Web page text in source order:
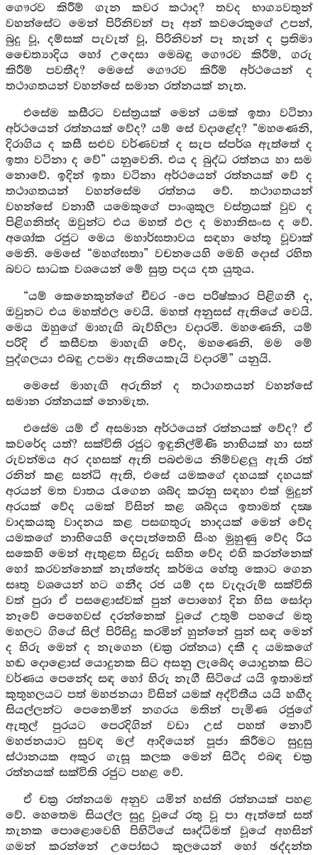
ගෞරව කිරීම් ගැන කවර කථාද? තවද භාග්‍යවතුන්
වහන්සේට මෙන් පිරිනිවන් පෑ අන් කවරෙකුගේ උපන්,
බුදු වූ, දම්සක් පැවැත් වූ, පිරිනිවන් පෑ තැන් ද ප්‍රතිමා
චෛත්‍යාදිය හෝ උදෙසා මෙබඳු ගෞරව කිරීම්, ගරු
කිරීම් පවතීද? මෙසේ ගෞරව කිරීම් අර්ථයෙන් ද
තථාගතයන් වහන්සේ සමාන රත්නයක් නැත.
එසේම කසීරට වස්ත්‍රයක් මෙන් යමක් ඉතා වටිනා
අර්ථයෙන් රත්නයක් වේද? යම් සේ වදාළේද? “මහණෙනි,
දිරාගිය ද කසී සළුව වර්ණවත් ද සැප ස්පර්ශ ඇත්තේ ද
ඉතා වටිනා ද වේ” යනුවෙනි. එය ද බුද්ධ රත්නය හා සම
නොවේ. ඉදින් ඉතා වටිනා අර්ථයෙන් රත්නයක් වේ ද
තථාගතයන් වහන්සේම රත්නය වේ. තථාගතයන්
වහන්සේ වනාහී යමෙකුගේ පාංශුකූල වස්ත්‍රයක් වුව ද
පිළිගනිත්ද ඔවුන්ට එය මහත් ඵල ද මහානිසංස ද වේ.
අශෝක රජුට මෙය මහාර්ඝතාවය සඳහා හේතූ වූවාක්
මෙනි. මෙසේ “මහග්ඝතා” වචනයෙහි මෙහි දොස් රහිත
බවට සාධක වශයෙන් මේ සුත්‍ර පදය දත යුතුය.
“යම් කෙනෙකුන්ගේ චීවර -පෙ පරිෂ්කාර පිළිගනී ද,
ඔවුනට එය මහත්ඵල වෙයි. මහත් අනුසස් ඇතියේ වෙයි.
මෙය ඔහුගේ මාහැඟි බැව්හිලා වදාරමි. මහණෙනි, යම්
පරිදි ඒ කසීවත මාහැඟි වේද, මහණෙනි, මම මේ
පුද්ගලයා එබඳු උපමා ඇතියෙකැයි වදාරමි” යනුයි.
මෙසේ මාහැඟි අරුතින් ද තථාගතයන් වහන්සේ
සමාන රත්නයක් නොමැත.
එසේම යම් ඒ අසමාන අර්ථයෙන් රත්නයක් වේද? ඒ
කවරේද යත්? සක්විති රජුට ඉඳුනිල්මිණි නාභියක් හා සත්
රුවන්මය අර දහසක් ඇති පබළුමය නිම්වළලු ඇති රත්
රනින් කළ සන්ධි ඇති, එසේ යමකගේ දහයක් දහයක්
අරයන් මත වාතය රැගෙන ශබ්ද කරනු සඳහා එක් මුදුන්
අරයක් වේද යමක් විසින් කළ ශබ්දය ඉතාමත් දක්‍ෂ
වාදකයකු වාදනය කළ පසඟතුරු නාදයක් මෙන් වේද
යමකගේ නාභියෙහි දෙපැත්තෙහි සිංහ මුහුණු වේද රිය
සකෙහි මෙන් ඇතුළත සිදුරු සහිත වේද එහි කරන්නෙක්
හෝ කරවන්නෙක් නැත්තේද කර්මය හේතු කොට ගෙන
සෘතු වශයෙන් හට ගනීද රජ යම් දස වැදෑරුම් සක්විති
වත් පුරා ඒ පසළොස්වක් පුන් පොහෝ දින හිස සෝදා
නෑවේ පෙහෙවස් දරන්නෙක් වූයේ උතුම් පහයේ මතු
මහලට ගියේ සිල් පිරිසිදු කරමින් හුන්නේ පුන් සඳ මෙන්
ද හිරු මෙන් ද නැගෙන (චක්‍ර රත්නය) දකී ද යමකගේ
හඬ දොළොස් යොදුනක සිට අසනු ලැබේද යොදුනක සිට
වර්ණය පෙනේද සඳ හෝ හිරු නැගී සිටියේ යයි ඉතාමත්
කුතුහලයට පත් මහජනයා විසින් යමක් අද්විතීය යයි හඟීද
සියල්ලන්ට පෙනෙමින් නගරය මතින් පැමිණ රජුගේ
ඇතුල් පුරයට පෙරදිගින් වඩා උස් පහත් නොවී
මහජනයාට සුවඳ මල් ආදියෙන් පූජා කිරීමට සුදුසු
ස්ථානයක අකුර ගැසූ කලක මෙන් සිටීද එබඳ චක්‍ර
රත්නයක් සක්විති රජුට පහළ වේ.
ඒ චක්‍ර රත්නයම අනුව යමින් හස්ති රත්නයක් පහළ
වේ. හෙතෙම සියල්ල සුදු වූයේ රතු වූ පා ඇත්තේ සත්
තැනක පොළොවෙහි පිහිටියේ සෘද්ධිමත් වූයේ අහසින්
ගමන් කරන්නේ උපෝසථ කුලයෙන් හෝ ඡද්දන්ත